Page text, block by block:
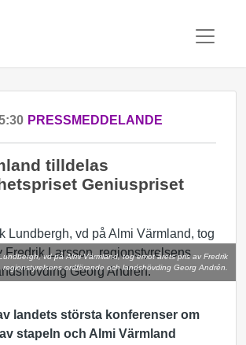
PRESSMEDDELANDE
tilldelas
Geniuspriset
vd på Almi Värmland, tog emot årets pris av Fredrik
regionstyrelsens ordförande och landshövding Georg Andrén.
landets största konferenser om
stapeln och Almi Värmland